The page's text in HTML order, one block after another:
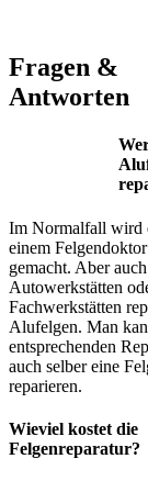
Fragen &
Antworten
Im Normalfall wird
einem
gemacht. Aber auch
Autowerkstätten
Fachwerkstätten
Alufelgen. Man
entsprechenden
auch selber eine
reparieren.
Wieviel kostet die
Felgenreparatur?